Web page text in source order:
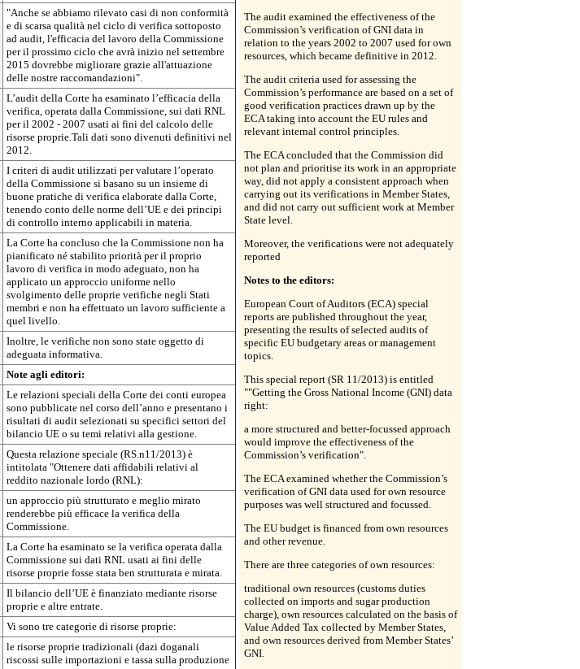
"Anche se abbiamo rilevato casi di non conformità
e di scarsa qualità nel ciclo di verifica sottoposto
ad audit, l'efficacia del lavoro della Commissione
per il prossimo ciclo che avrà inizio nel settembre
2015 dovrebbe migliorare grazie all'attuazione
delle nostre raccomandazioni".
L’audit della Corte ha esaminato l’efficacia della
verifica, operata dalla Commissione, sui dati RNL
per il 2002 - 2007 usati ai fini del calcolo delle
risorse proprie.Tali dati sono divenuti definitivi nel
2012.
I criteri di audit utilizzati per valutare l’operato
della Commissione si basano su un insieme di
buone pratiche di verifica elaborate dalla Corte,
tenendo conto delle norme dell’UE e dei principi
di controllo interno applicabili in materia.
La Corte ha concluso che la Commissione non ha
pianificato né stabilito priorità per il proprio
lavoro di verifica in modo adeguato, non ha
applicato un approccio uniforme nello
svolgimento delle proprie verifiche negli Stati
membri e non ha effettuato un lavoro sufficiente a
quel livello.
Inoltre, le verifiche non sono state oggetto di
adeguata informativa.
Note agli editori:
Le relazioni speciali della Corte dei conti europea
sono pubblicate nel corso dell’anno e presentano i
risultati di audit selezionati su specifici settori del
bilancio UE o su temi relativi alla gestione.
Questa relazione speciale (RS.n11/2013) è
intitolata "Ottenere dati affidabili relativi al
reddito nazionale lordo (RNL):
un approccio più strutturato e meglio mirato
renderebbe più efficace la verifica della
Commissione.
La Corte ha esaminato se la verifica operata dalla
Commissione sui dati RNL usati ai fini delle
risorse proprie fosse stata ben strutturata e mirata.
Il bilancio dell’UE è finanziato mediante risorse
proprie e altre entrate.
Vi sono tre categorie di risorse proprie:
le risorse proprie tradizionali (dazi doganali
riscossi sulle importazioni e tassa sulla produzione
The audit examined the effectiveness of the
Commission’s verification of GNI data in
relation to the years 2002 to 2007 used for own
resources, which became definitive in 2012.
The audit criteria used for assessing the
Commission’s performance are based on a set of
good verification practices drawn up by the
ECA taking into account the EU rules and
relevant internal control principles.
The ECA concluded that the Commission did
not plan and prioritise its work in an appropriate
way, did not apply a consistent approach when
carrying out its verifications in Member States,
and did not carry out sufficient work at Member
State level.
Moreover, the verifications were not adequately
reported
Notes to the editors:
European Court of Auditors (ECA) special
reports are published throughout the year,
presenting the results of selected audits of
specific EU budgetary areas or management
topics.
This special report (SR 11/2013) is entitled
""Getting the Gross National Income (GNI) data
right:
a more structured and better-focussed approach
would improve the effectiveness of the
Commission’s verification".
The ECA examined whether the Commission’s
verification of GNI data used for own resource
purposes was well structured and focussed.
The EU budget is financed from own resources
and other revenue.
There are three categories of own resources:
traditional own resources (customs duties
collected on imports and sugar production
charge), own resources calculated on the basis of
Value Added Tax collected by Member States,
and own resources derived from Member States’
GNI.